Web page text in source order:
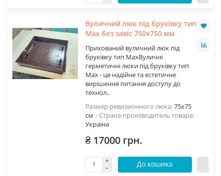
Вуличний люк під бруківку тип
Мах без завіс 750х750 мм
Прихований вуличний люк під
бруківку тип МахВуличні
герметичні люки під бруківку тип
Max - це надійне та естетичне
вирішення питання доступу до
технол..
Размер ревизионного люка:75х75
см
Страна-производитель товара:
Україна
₴ 17000 грн.
До кошика